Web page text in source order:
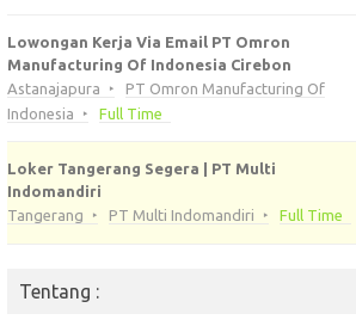
Lowongan Kerja Via Email PT Omron
Manufacturing Of Indonesia Cirebon
Astanajapura
PT Omron Manufacturing Of
Indonesia
Full Time
Loker Tangerang Segera | PT Multi
Indomandiri
Tangerang
PT Multi Indomandiri Full Time
Tentang :